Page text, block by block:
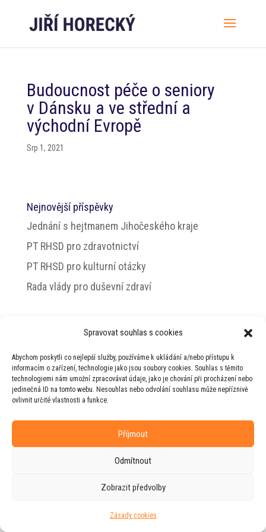
Spravovat souhlas s cookies
Abychom poskytli co nejlepší služby, používáme k ukládání a/nebo přístupu k
informacím o zařízení, technologie jako jsou soubory cookies. Souhlas s těmito
technologiemi nám umožní zpracovávat údaje, jako je chování při procházení nebo
jedinečná ID na tomto webu. Nesouhlas nebo odvolání souhlasu může nepříznivě
ovlivnit určité vlastnosti a funkce.
Příjmout
Odmítnout
Zobrazit předvolby
Zásady cookies
Budoucnost péče o seniory
v Dánsku a ve střední a
východní Evropě
Srp 1, 2021
Nejnovější příspěvky
Jednání s hejtmanem Jihočeského kraje
PT RHSD pro zdravotnictví
PT RHSD pro kulturní otázky
Rada vlády pro duševní zdraví
Horeckého
Web vytvořila firmaRUDIve spolupráci s
agenturou